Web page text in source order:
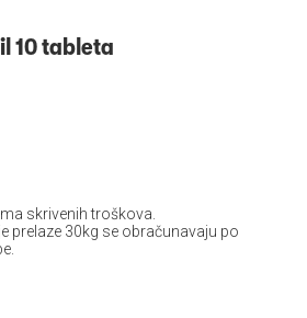
10 tableta
skrivenih troškova.
prelaze 30kg se obračunavaju po